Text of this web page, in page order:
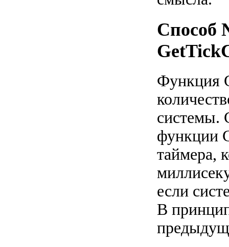
Способ
Функция
системы.
функции
таймера,
если
В